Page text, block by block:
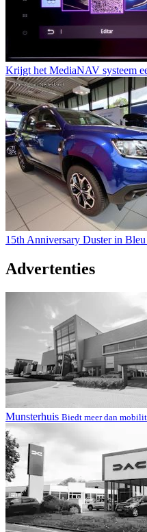
Krijgt het MediaNAV systeem
15th Anniversary Duster in
Advertenties
Munsterhuis Biedt meer dan